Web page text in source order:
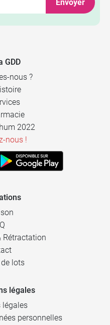
Envoyer
GDD
nous ?
2022
nous !
Rétractation
lots
légales
légales
personnelles